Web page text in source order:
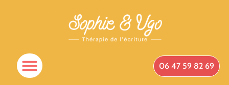
06 47 59 82 69